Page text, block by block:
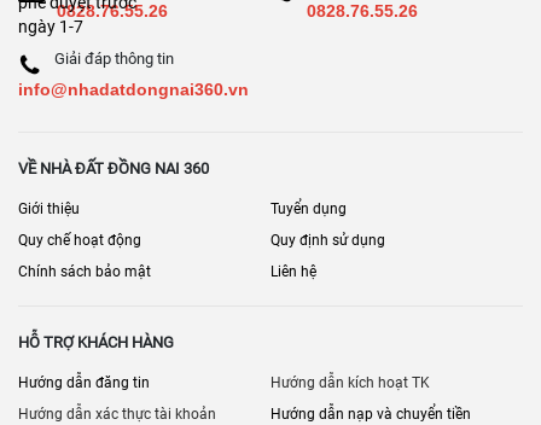
0828.76.55.26 0828.76.55.26
Giải đáp thông tin
info@nhadatdongnai360.vn
VỀ NHÀ ĐẤT ĐỒNG NAI 360
Giới thiệu
Tuyển dụng
Quy chế hoạt động
Quy định sử dụng
Chính sách bảo mật
Liên hệ
HỖ TRỢ KHÁCH HÀNG
Hướng dẫn đăng tin
Hướng dẫn kích hoạt TK
Hướng dẫn xác thực tài khoản
Hướng dẫn nạp và chuyển tiền